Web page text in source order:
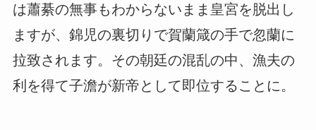
は蕭綦の無事もわからないまま皇宮を脱出し
ますが、錦児の裏切りで賀蘭箴の手で忽蘭に
拉致されます。その朝廷の混乱の中、漁夫の
利を得て子澹が新帝として即位することに。